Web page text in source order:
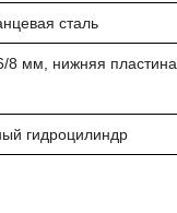
сталь
6/8 мм, нижняя
гидроцилиндр